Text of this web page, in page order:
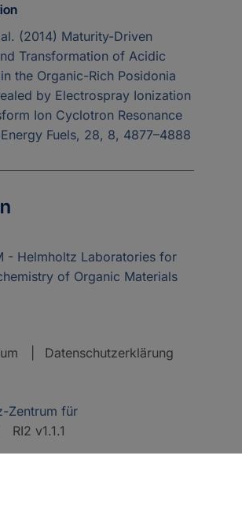
(2014) Maturity-Driven
Transformation of Acidic
the Organic-Rich Posidonia
by Electrospray Ionization
Ion Cyclotron Resonance
Fuels, 28, 8, 4877–4888
- Helmholtz Laboratories for
of Organic Materials
Datenschutzerklärung
Zentrum für
v1.1.1